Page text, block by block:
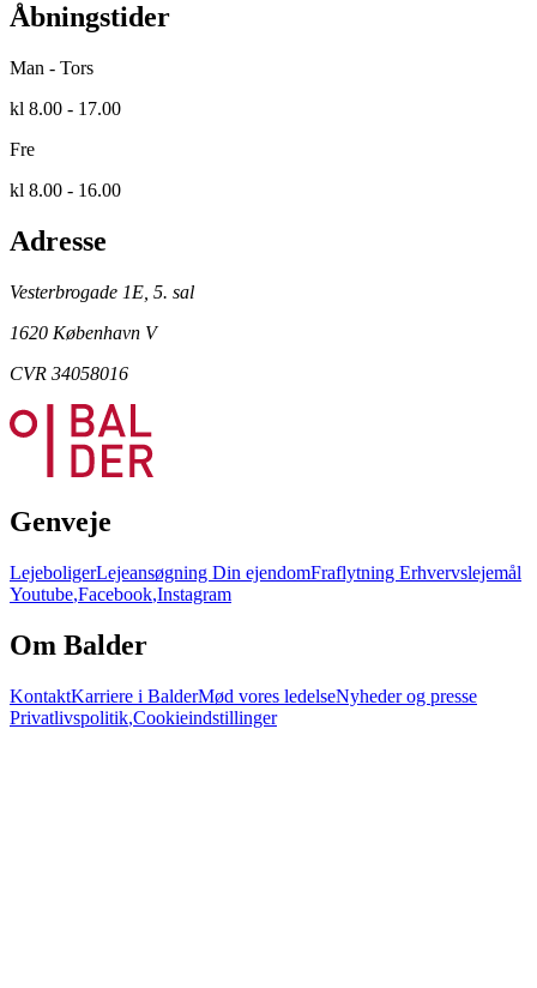
Åbningstider
Man - Tors
kl 8.00 - 17.00
Fre
kl 8.00 - 16.00
Adresse
Vesterbrogade 1E, 5. sal
1620 København V
CVR 34058016
Genveje
LejeboligerLejeansøgning Din ejendomFraflytning Erhvervslejemål
Youtube,Facebook,Instagram
Om Balder
KontaktKarriere i BalderMød vores ledelseNyheder og presse
Privatlivspolitik,Cookieindstillinger